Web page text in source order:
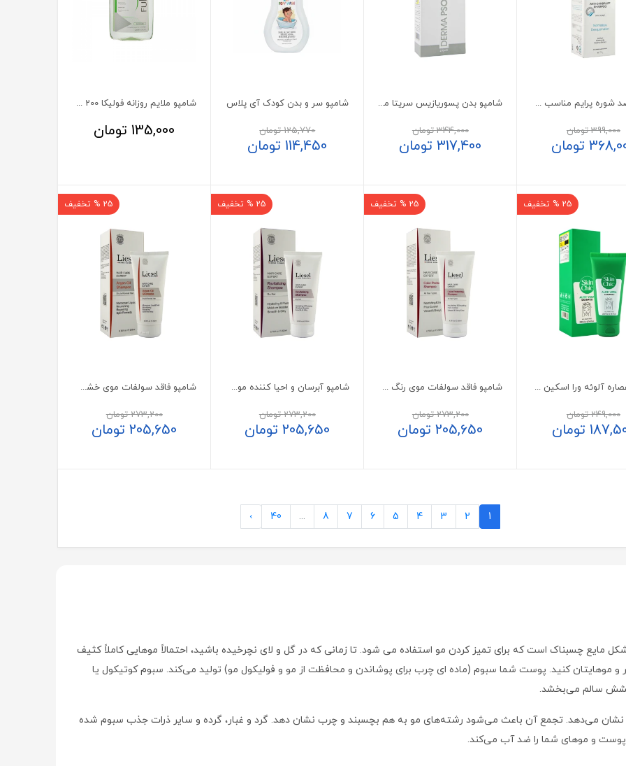
شامپو ضد شوره پرایم مناسب موی خشک مدل D2
399,000تومان
تومان
شامپو بدن پسوریازیس سریتا مدل Derma PSO
344,000تومان
317,400تومان
شامپو سر و بدن کودک آی پلاس
125,770تومان
114,450 تومان
شامپو ملایم روزانه فولیکا 200 میلی لیتر
135,000 تومان
25 % تخفیف
شامپو عصاره آلوئه ورا اسکین شیک
249,000تومان
تومان
25 % تخفیف
شامپو فاقد سولفات موی رنگ شده لایسل
273,200تومان
205,650تومان
25 % تخفیف
شامپو آبرسان و احیا کننده موی خشک لایسل
273,200تومان
205,650تومان
25 % تخفیف
شامپو فاقد سولفات موی خشک تا نرمال لایسل با روغن آرگان
273,200تومان
205,650تومان
1
2
3
4
5
6
7
8
...
40
›
چسبناک است که برای تمیز کردن مو استفاده می شود. تا زمانی که در گل و لای نچرخیده باشید، احتمالاً موهایی کاملاً کثیف
موهایتان کنید. پوست شما سبوم (ماده ای چرب برای پوشاندن و محافظت از مو و فولیکول مو) تولید می‌کند. سبوم کوتیکول یا
سالم می‌بخشد.
نشان می‌دهد. تجمع آن باعث می‌شود رشته‌های مو به هم بچسبند و چرب نشان دهد. گرد و غبار، گرده و سایر ذرات جذب سبوم شده
و موهای شما را ضد آب می‌کند.